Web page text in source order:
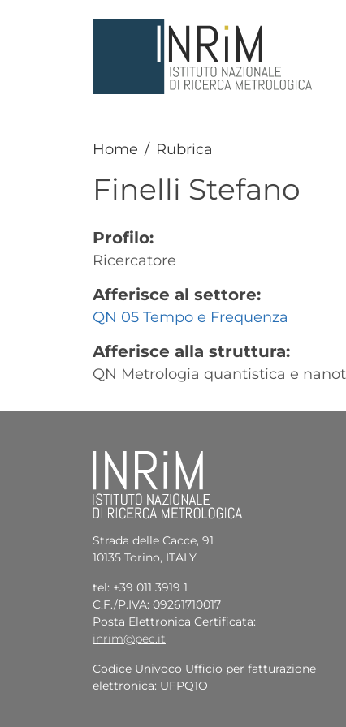
Home Rubrica
Finelli Stefano
Profilo:
Ricercatore
Afferisce al settore:
QN 05 Tempo e Frequenza
Afferisce alla struttura:
QN Metrologia quantistica e
Strada delle Cacce, 91
10135 Torino, ITALY
tel: +39 011 3919 1
C.F./P.IVA: 09261710017
Posta Elettronica Certificata:
inrim@pec.it
Codice Univoco Ufficio per fatturazione
elettronica: UFPQ1O